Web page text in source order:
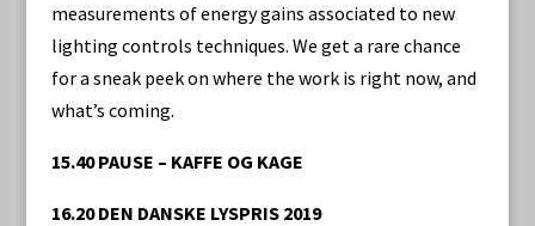
measurements of energy gains associated to new
lighting controls techniques. We get a rare chance
for a sneak peek on where the work is right now, and
what’s coming.
15.40 PAUSE – KAFFE OG KAGE
16.20 DEN DANSKE LYSPRIS 2019